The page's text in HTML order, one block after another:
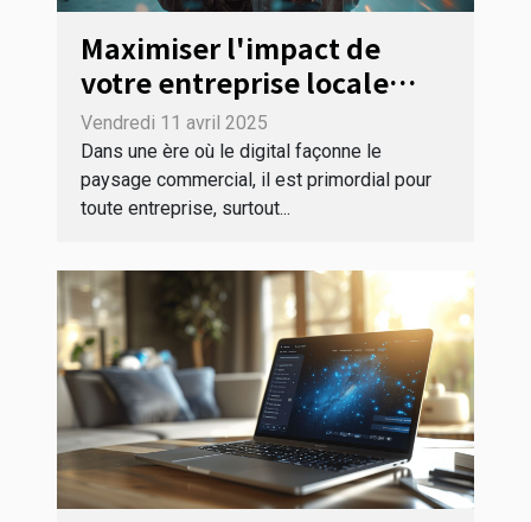
Maximiser l'impact de
votre entreprise locale
avec les outils numériques
gratuits
Vendredi 11 avril 2025
Dans une ère où le digital façonne le
paysage commercial, il est primordial pour
toute entreprise, surtout...